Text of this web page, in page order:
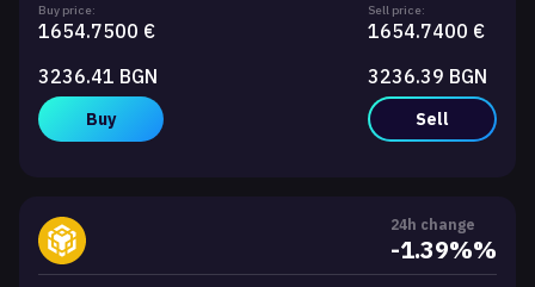
Buy price:
1654.7500 €
3236.41 BGN
Buy
Sell price:
1654.7400 €
3236.39 BGN
Sell
24h change
-1.39%%